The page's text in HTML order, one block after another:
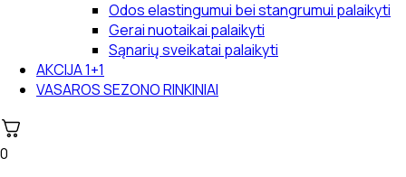
Odos elastingumui bei stangrumui palaikyti
Gerai nuotaikai palaikyti
Sąnarių sveikatai palaikyti
AKCIJA 1+1
VASAROS SEZONO RINKINIAI
0